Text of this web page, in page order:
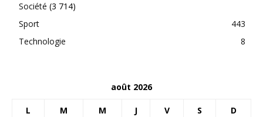
Société (3 714)
Sport
443
Technologie
8
août 2026
L M M J V S D